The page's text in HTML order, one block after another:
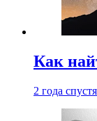
Как
2 года спустя